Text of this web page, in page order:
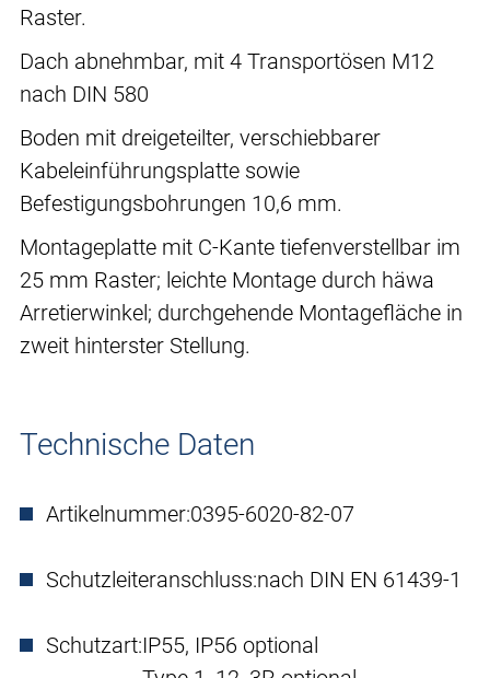
Raster.
Dach abnehmbar, mit 4 Transportösen M12
nach DIN 580
Boden mit dreigeteilter, verschiebbarer
Kabeleinführungsplatte sowie
Befestigungsbohrungen 10,6 mm.
Montageplatte mit C-Kante tiefenverstellbar im
25 mm Raster; leichte Montage durch häwa
Arretierwinkel; durchgehende Montagefläche in
zweit hinterster Stellung.
Technische Daten
Artikelnummer:0395-6020-82-07
Schutzleiteranschluss:nach DIN EN 61439-1
Schutzart:IP55, IP56 optional